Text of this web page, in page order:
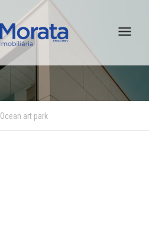
Ocean art park